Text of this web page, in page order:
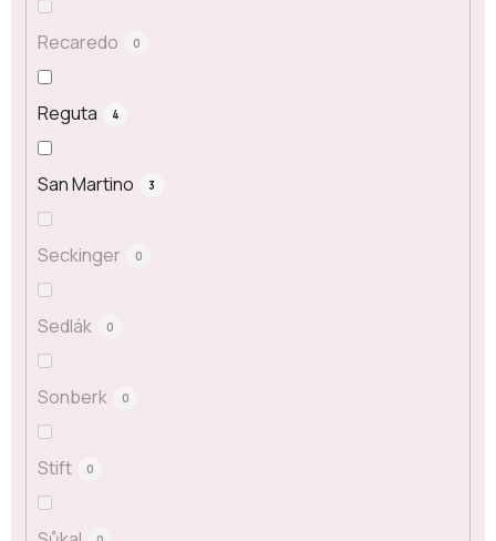
Recaredo 0
Reguta 4
San Martino 3
Seckinger 0
Sedlák 0
Sonberk 0
Stift 0